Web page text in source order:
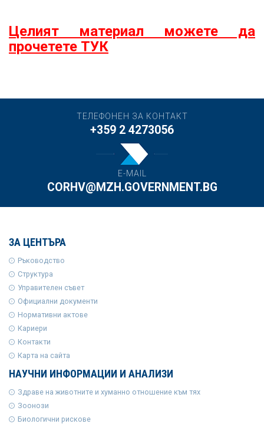
Целият материал можете да
прочетете ТУК
ТЕЛЕФОНЕН ЗА КОНТАКТ
+359 2 4273056
E-MAIL
CORHV@MZH.GOVERNMENT.BG
ЗА ЦЕНТЪРА
Ръководство
Структура
Управителен съвет
Официални документи
Нормативни актове
Кариери
Контакти
Карта на сайта
НАУЧНИ ИНФОРМАЦИИ И АНАЛИЗИ
Здраве на животните и хуманно отношение към тях
Зоонози
Биологични рискове